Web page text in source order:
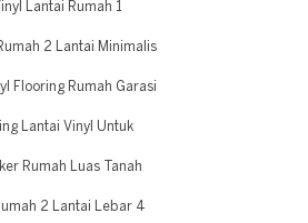
Lantai Rumah 1
2 Lantai Minimalis
Flooring Rumah Garasi
Lantai Vinyl Untuk
Rumah Luas Tanah
2 Lantai Lebar 4